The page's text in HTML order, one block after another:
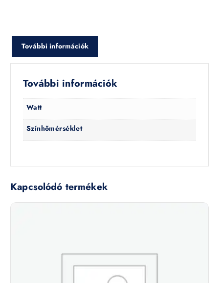
További információk
További információk
Watt
Színhőmérséklet
Kapcsolódó termékek